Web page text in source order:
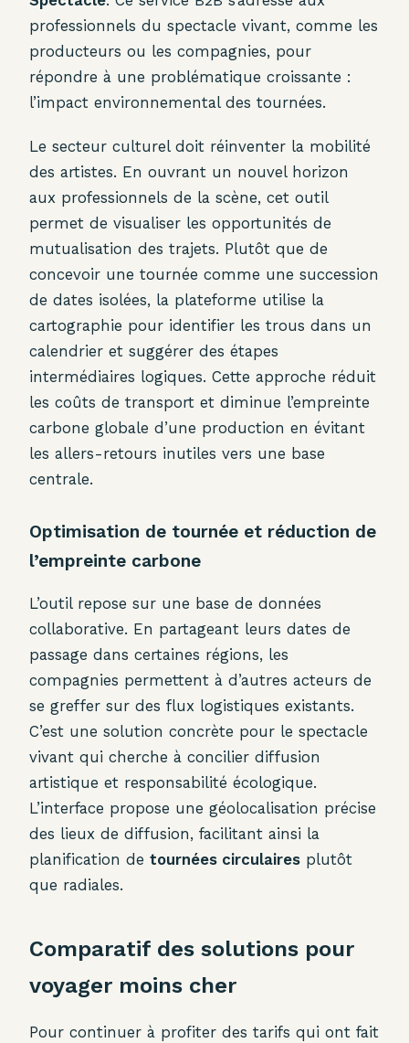
professionnels du spectacle vivant, comme les
producteurs ou les compagnies, pour
répondre à une problématique croissante :
l’impact environnemental des tournées.
Le secteur culturel doit réinventer la mobilité
des artistes. En ouvrant un nouvel horizon
aux professionnels de la scène, cet outil
permet de visualiser les opportunités de
mutualisation des trajets. Plutôt que de
concevoir une tournée comme une succession
de dates isolées, la plateforme utilise la
cartographie pour identifier les trous dans un
calendrier et suggérer des étapes
intermédiaires logiques. Cette approche réduit
les coûts de transport et diminue l’empreinte
carbone globale d’une production en évitant
les allers-retours inutiles vers une base
centrale.
Optimisation de tournée et réduction de
l’empreinte carbone
L’outil repose sur une base de données
collaborative. En partageant leurs dates de
passage dans certaines régions, les
compagnies permettent à d’autres acteurs de
se greffer sur des flux logistiques existants.
C’est une solution concrète pour le spectacle
vivant qui cherche à concilier diffusion
artistique et responsabilité écologique.
L’interface propose une géolocalisation précise
des lieux de diffusion, facilitant ainsi la
planification de tournées circulaires plutôt
que radiales.
Comparatif des solutions pour
voyager moins cher
Pour continuer à profiter des tarifs qui ont fait